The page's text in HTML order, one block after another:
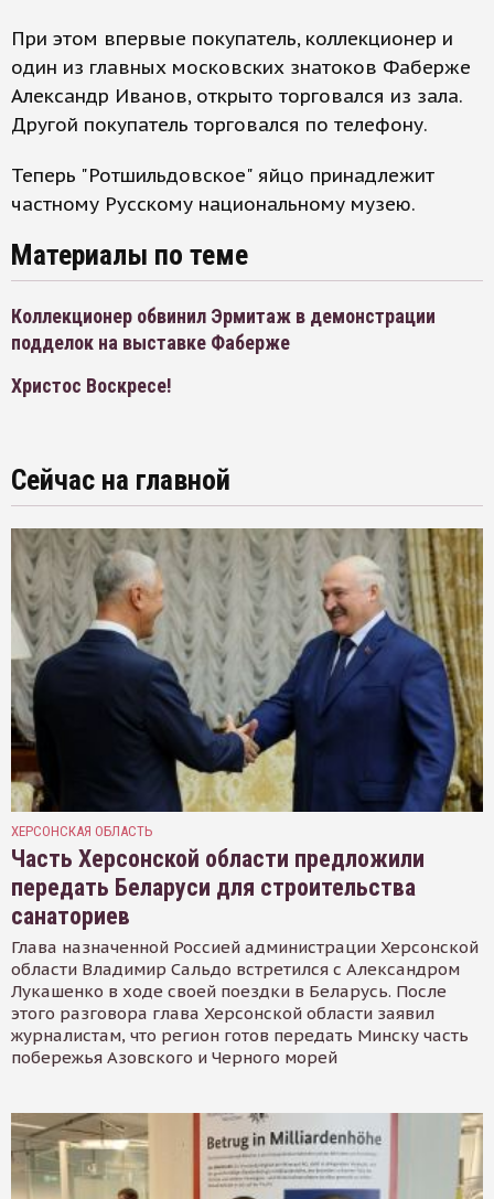
При этом впервые покупатель, коллекционер и
один из главных московских знатоков Фаберже
Александр Иванов, открыто торговался из зала.
Другой покупатель торговался по телефону.
Теперь "Ротшильдовское" яйцо принадлежит
частному Русскому национальному музею.
Материалы по теме
Коллекционер обвинил Эрмитаж в демонстрации
подделок на выставке Фаберже
Христос Воскресе!
Сейчас на главной
ХЕРСОНСКАЯ ОБЛАСТЬ
Часть Херсонской области предложили
передать Беларуси для строительства
санаториев
Глава назначенной Россией администрации Херсонской
области Владимир Сальдо встретился с Александром
Лукашенко в ходе своей поездки в Беларусь. После
этого разговора глава Херсонской области заявил
журналистам, что регион готов передать Минску часть
побережья Азовского и Черного морей